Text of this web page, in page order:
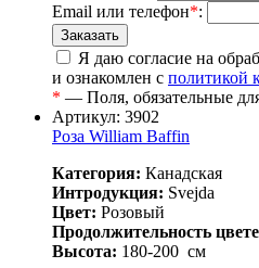
Email или телефон*:
Я даю согласие на
и ознакомлен с политикой
* — Поля, обязательные
Артикул: 3902
Роза William Baffin
Категория: Канадская
Интродукция: Svejda
Цвет: Розовый
Продолжительность
Высота: 180-200 см